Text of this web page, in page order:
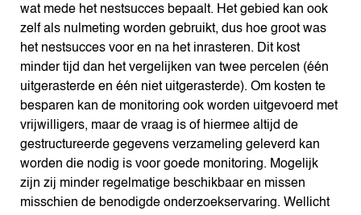
wat mede het nestsucces bepaalt. Het gebied kan ook
zelf als nulmeting worden gebruikt, dus hoe groot was
het nestsucces voor en na het inrasteren. Dit kost
minder tijd dan het vergelijken van twee percelen (één
uitgerasterde en één niet uitgerasterde). Om kosten te
besparen kan de monitoring ook worden uitgevoerd met
vrijwilligers, maar de vraag is of hiermee altijd de
gestructureerde gegevens verzameling geleverd kan
worden die nodig is voor goede monitoring. Mogelijk
zijn zij minder regelmatige beschikbaar en missen
misschien de benodigde onderzoekservaring. Wellicht